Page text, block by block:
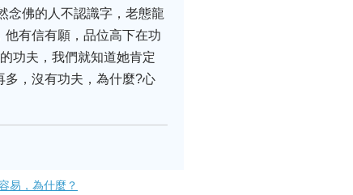
念佛的人不認識字，老態龍
有信有願，品位高下在功
功夫，我們就知道她肯定
多，沒有功夫，為什麼?心
易，為什麼？